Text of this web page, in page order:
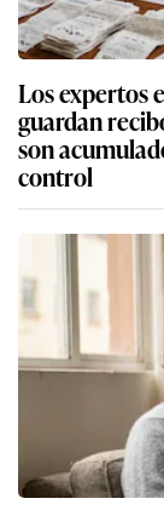
Los expertos
guardan
son
control